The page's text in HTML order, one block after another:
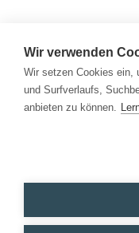
Wir verwenden
Wir setzen Cookies ein,
und Surfverlaufs,
anbieten zu können.